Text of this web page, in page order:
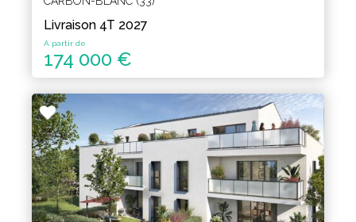
Livraison 4T 2027
A partir de
174 000 €